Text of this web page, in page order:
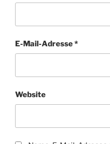
E-Mail-Adresse*
Website